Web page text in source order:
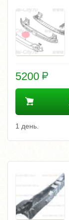
5200
1 день.